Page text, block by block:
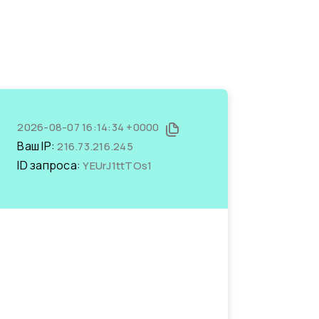
2026-08-07 16:14:34 +0000
Ваш IP:216.73.216.245
ID запроса:YEUrJ1ttTOs1